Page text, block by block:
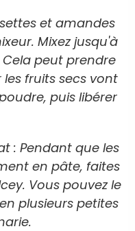
et amandes
Mixez jusqu'à
peut prendre
fruits secs vont
puis libérer
: Pendant que les
en pâte, faites
Vous pouvez le
plusieurs petites